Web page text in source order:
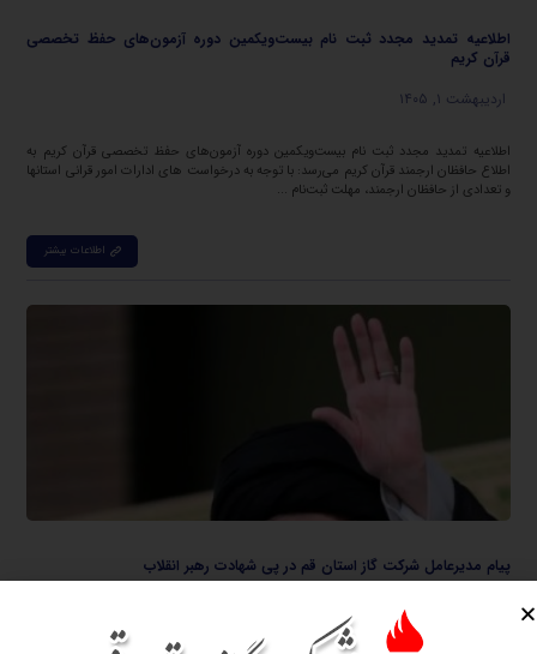
اطلاعیه تمدید مجدد ثبت نام بیست‌ویکمین دوره آزمون‌های حفظ تخصصی
قرآن کریم
اردیبهشت ۱, ۱۴۰۵
اطلاعیه تمدید مجدد ثبت نام بیست‌ویکمین دوره آزمون‌های حفظ تخصصی قرآن کریم به
اطلاع حافظان ارجمند قرآن کریم می‌رسد: با توجه به درخواست های ادارات امور قرانی استانها
و تعدادی از حافظان ارجمند، مهلت ثبت‌نام ...
اطلاعات بیشتر
پیام مدیرعامل شرکت گاز استان قم در پی شهادت رهبر انقلاب